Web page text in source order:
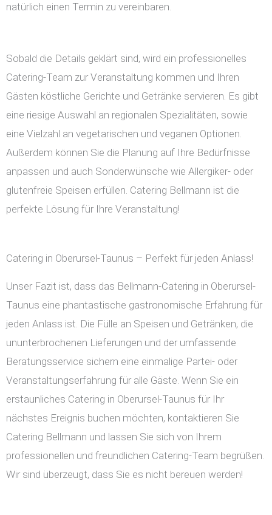
natürlich einen Termin zu vereinbaren.
Sobald die Details geklärt sind, wird ein professionelles
Catering-Team zur Veranstaltung kommen und Ihren
Gästen köstliche Gerichte und Getränke servieren. Es gibt
eine riesige Auswahl an regionalen Spezialitäten, sowie
eine Vielzahl an vegetarischen und veganen Optionen.
Außerdem können Sie die Planung auf Ihre Bedürfnisse
anpassen und auch Sonderwünsche wie Allergiker- oder
glutenfreie Speisen erfüllen. Catering Bellmann ist die
perfekte Lösung für Ihre Veranstaltung!
Catering in Oberursel-Taunus – Perfekt für jeden Anlass!
Unser Fazit ist, dass das Bellmann-Catering in Oberursel-
Taunus eine phantastische gastronomische Erfahrung für
jeden Anlass ist. Die Fülle an Speisen und Getränken, die
ununterbrochenen Lieferungen und der umfassende
Beratungsservice sichern eine einmalige Partei- oder
Veranstaltungserfahrung für alle Gäste. Wenn Sie ein
erstaunliches Catering in Oberursel-Taunus für Ihr
nächstes Ereignis buchen möchten, kontaktieren Sie
Catering Bellmann und lassen Sie sich von Ihrem
professionellen und freundlichen Catering-Team begrüßen.
Wir sind überzeugt, dass Sie es nicht bereuen werden!